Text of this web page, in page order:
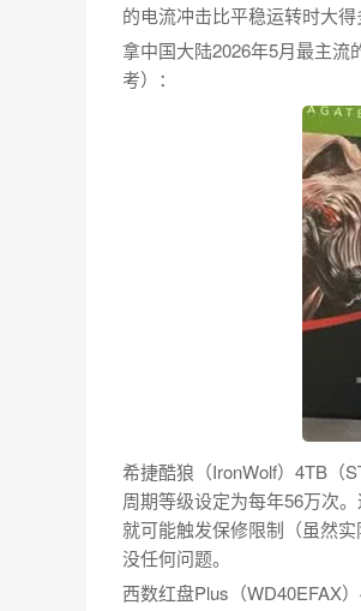
的电流冲击比平稳运转时大
拿中国大陆2026年5月最主
考）：
希捷酷狼（IronWolf）4TB（
周期等级设定为每年56万次
就可能触发保修限制（虽然
没任何问题。
西数红盘Plus（WD40EFAX